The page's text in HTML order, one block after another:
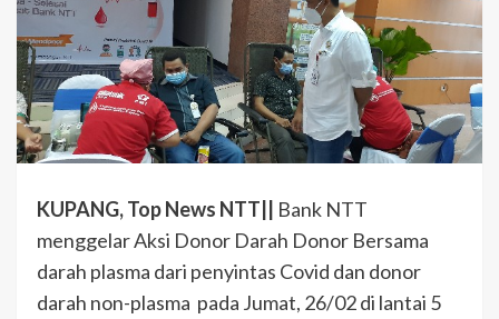
KUPANG, Top News NTT|| Bank NTT
menggelar Aksi Donor Darah Donor Bersama
darah plasma dari penyintas Covid dan donor
darah non-plasma pada Jumat, 26/02 di lantai 5